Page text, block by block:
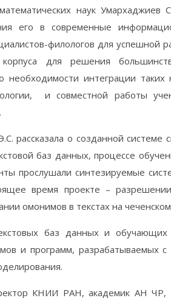
наук Умархаджиев
его в современные
филологов для успешной
корпуса для решения
необходимости интеграции таких
и совместной работы
рассказала о созданной системе
баз данных, процессе
прослушали синтезируемые
время проекте –
омонимов в текстах на
баз данных и
и программ, разрабатываемых
КНИИ РАН, академик АН ЧР,